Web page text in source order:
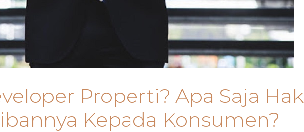
Properti? Apa Saja Hak
Kepada Konsumen?